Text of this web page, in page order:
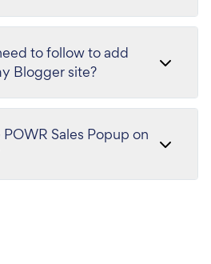
to follow to add
Blogger site?
Sales Popup on